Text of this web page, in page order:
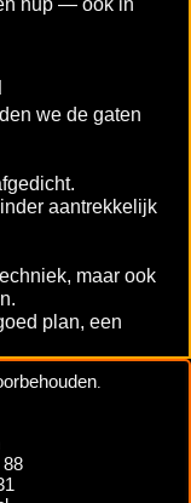
hup — ook in
we de gaten
aantrekkelijk
maar ook
plan, een
.
88